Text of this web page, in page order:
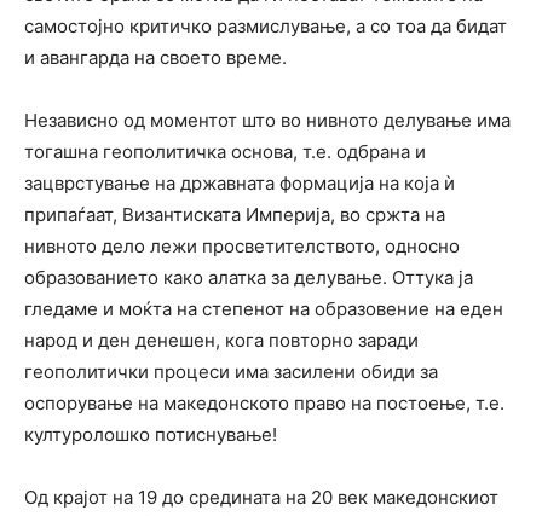
самостојно критичко размислување, а со тоа да бидат
и авангарда на своето време.
Независно од моментот што во нивното делување има
тогашна геополитичка основа, т.е. одбрана и
зацврстување на државната формација на која ѝ
припаѓаат, Византиската Империја, во сржта на
нивното дело лежи просветителството, односно
образованието како алатка за делување. Оттука ја
гледаме и моќта на степенот на образовение на еден
народ и ден денешен, кога повторно заради
геополитички процеси има засилени обиди за
оспорување на македонското право на постоење, т.е.
културолошко потиснување!
Од крајот на 19 до средината на 20 век македонскиот